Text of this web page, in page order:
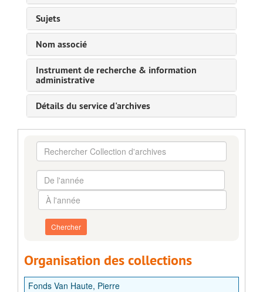
Sujets
Nom associé
Instrument de recherche & information
administrative
Détails du service d'archives
Rechercher
Collection
d'archives
De
l'année
À
l'année
Organisation des collections
Fonds Van Haute, Pierre